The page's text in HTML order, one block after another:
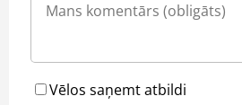
Vēlos saņemt atbildi